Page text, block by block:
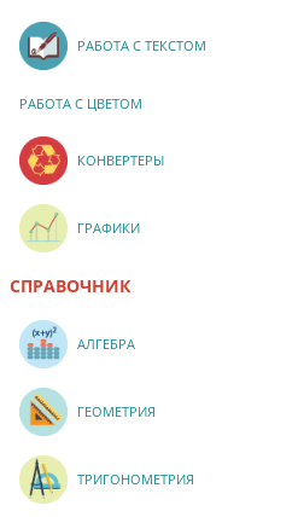
РАБОТА С ТЕКСТОМ
РАБОТА С ЦВЕТОМ
КОНВЕРТЕРЫ
ГРАФИКИ
СПРАВОЧНИК
АЛГЕБРА
ГЕОМЕТРИЯ
ТРИГОНОМЕТРИЯ